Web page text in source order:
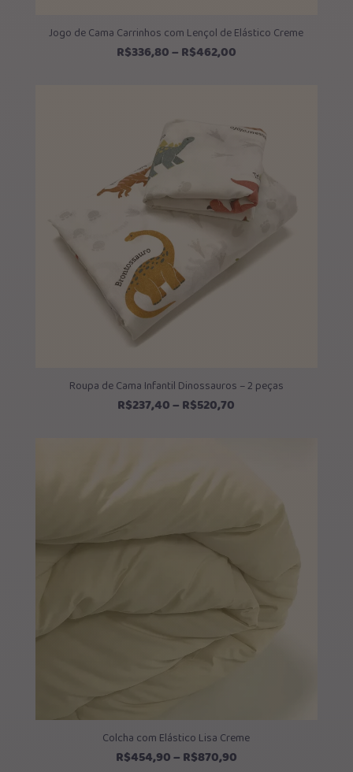
Jogo de Cama Carrinhos com Lençol de Elástico Creme
R$336,80– R$462,00Faixa
R$462,00
Roupa de Cama Infantil Dinossauros – 2 peças
R$237,40– R$520,70
Colcha com Elástico Lisa Creme
R$454,90– R$870,90Faixa